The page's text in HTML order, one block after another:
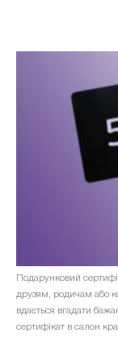
ПОДАРУНКОВИЙ
Подарунковий
друзям, родичам або
вдається вгадати
сертифікат в салон